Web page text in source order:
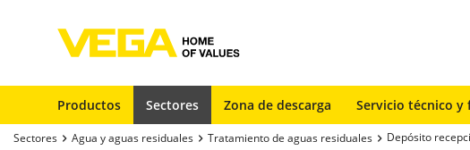
Productos Sectores Zona de descarga Servicio técnico y
Sectores Agua y aguas residuales Tratamiento de aguas residuales Depósito